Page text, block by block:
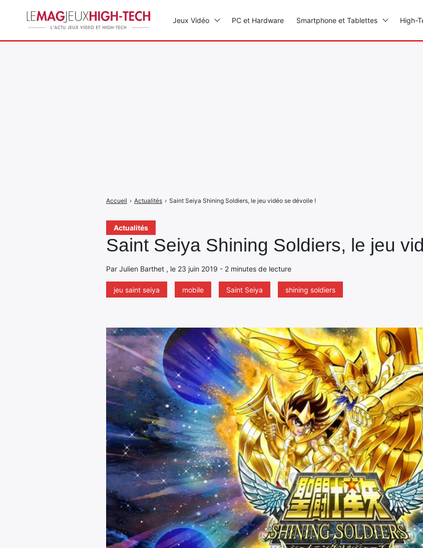
Actualités
Saint Seiya Shining Soldiers, le jeu
Par Julien Barthet , le 23 juin 2019 - 2 minutes de lecture
jeu saint seiya mobile Saint Seiya shining soldiers
Accueil › Actualités › Saint Seiya Shining Soldiers, le jeu vidéo se dévoile !
Jeux Vidéo PC et Hardware Smartphone et Tablettes High-